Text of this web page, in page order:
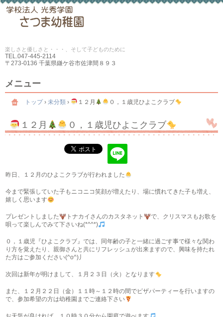
楽しさと優しさと・・・、そして子どものために
TEL.047-445-2114
〒273-0136 千葉県鎌ケ谷市佐津間８９３
メニュー
コ
ツ
へ
トップ › 未分類 › １２月 ０，１歳児ひよこクラブ
１２月 ０，１歳児ひよこクラブ
昨日、１２月のひよこクラブが行われました
今まで緊張していた子もニコニコ笑顔が増えたり、場に慣れてきた子も増え、
嬉しく思います
プレゼントしました トナカイさんのカスタネット
で、クリスマスもお歌を
唄って楽しんでみて下さいね(*^^*)
０，１歳児『ひよこクラブ』では、同年齢の子と一緒に過ごす事で様々な関わ
り方を覚えたり、親御さんと共にリフレッシュが出来ますので、興味を持たれ
た方はご参加ください(^o^)丿
次回は新年が明けまして、１月２３日（火）となります
また、１２月２２日（金）１１時～１２時の間でピザパーティーを行いますの
で、参加希望の方は幼稚園までご連絡下さい